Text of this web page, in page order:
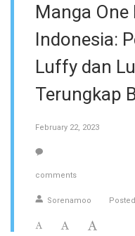
Manga One
Indonesia:
Luffy dan
Terungkap
February 22, 2023
comments
Sorenamoo